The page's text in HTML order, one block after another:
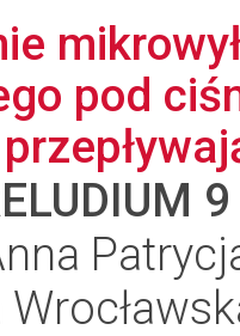
pod
9